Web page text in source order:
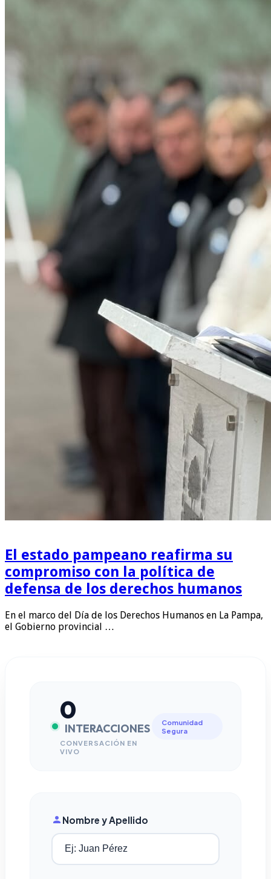
El estado pampeano reafirma su
compromiso con la política de
defensa de los derechos humanos
En el marco del Día de los Derechos Humanos en La Pampa,
el Gobierno provincial …
0
INTERACCIONES
CONVERSACIÓN EN
VIVO
Comunidad
Segura
Nombre y Apellido